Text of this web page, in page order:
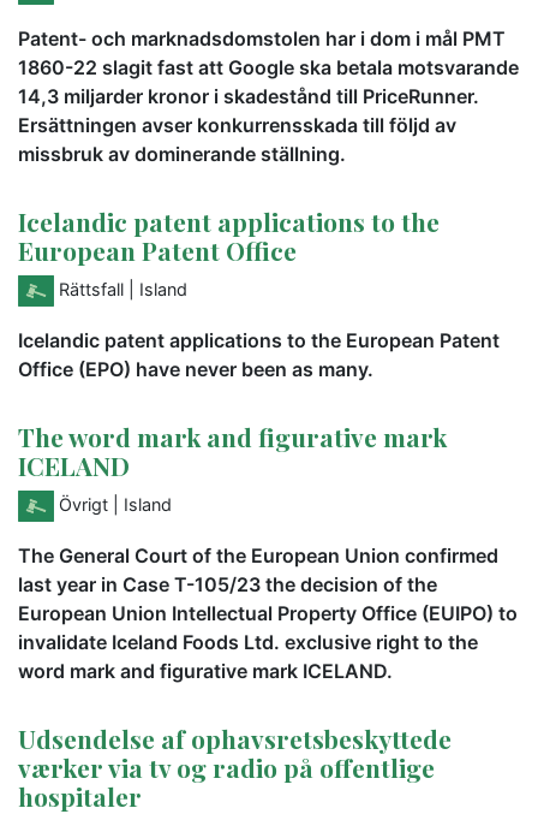
Patent- och marknadsdomstolen har i dom i mål PMT
1860-22 slagit fast att Google ska betala motsvarande
14,3 miljarder kronor i skadestånd till PriceRunner.
Ersättningen avser konkurrensskada till följd av
missbruk av dominerande ställning.
Icelandic patent applications to the
European Patent Office
Rättsfall | Island
Icelandic patent applications to the European Patent
Office (EPO) have never been as many.
The word mark and figurative mark
ICELAND
Övrigt | Island
The General Court of the European Union confirmed
last year in Case T-105/23 the decision of the
European Union Intellectual Property Office (EUIPO) to
invalidate Iceland Foods Ltd. exclusive right to the
word mark and figurative mark ICELAND.
Udsendelse af ophavsretsbeskyttede
værker via tv og radio på offentlige
hospitaler